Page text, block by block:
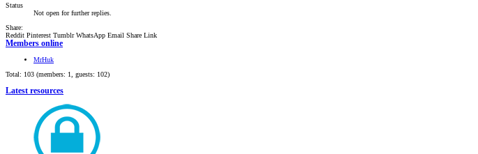
Status
Not open for further replies.
Share:
Reddit Pinterest Tumblr WhatsApp Email Share Link
Members online
MrHuk
Total: 103 (members: 1, guests: 102)
Latest resources